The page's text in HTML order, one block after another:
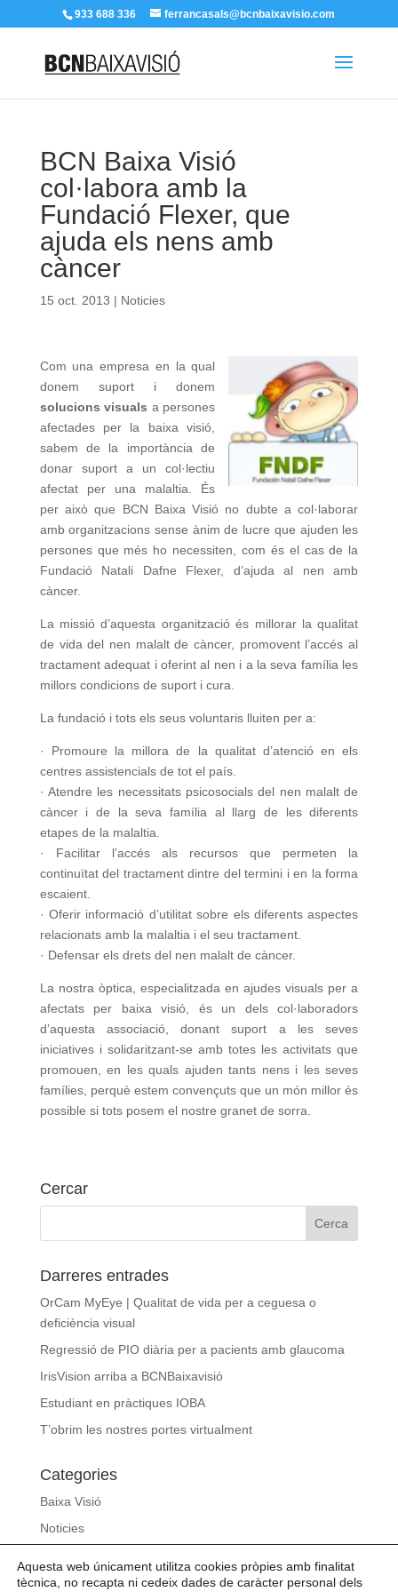
933 688 336 ferrancasals@bcnbaixavisio.com
BCN Baixa Visió
col·labora amb la
Fundació Flexer, que
ajuda els nens amb
càncer
15 oct. 2013 | Noticies
Com una empresa en la qual
donem suport i donem
solucions visuals a persones
afectades per la baixa visió,
sabem de la importància de
donar suport a un col·lectiu
afectat per una malaltia. És
per això que BCN Baixa Visió no dubte a col·laborar
amb organitzacions sense ànim de lucre que ajuden les
persones que més ho necessiten, com és el cas de la
Fundació Natali Dafne Flexer, d’ajuda al nen amb
càncer.
La missió d’aquesta organització és millorar la qualitat
de vida del nen malalt de càncer, promovent l’accés al
tractament adequat i oferint al nen i a la seva família les
millors condicions de suport i cura.
La fundació i tots els seus voluntaris lluiten per a:
· Promoure la millora de la qualitat d’atenció en els
centres assistencials de tot el país.
· Atendre les necessitats psicosocials del nen malalt de
càncer i de la seva família al llarg de les diferents
etapes de la malaltia.
· Facilitar l’accés als recursos que permeten la
continuïtat del tractament dintre del termini i en la forma
escaient.
· Oferir informació d’utilitat sobre els diferents aspectes
relacionats amb la malaltia i el seu tractament.
· Defensar els drets del nen malalt de càncer.
La nostra òptica, especialitzada en ajudes visuals per a
afectats per baixa visió, és un dels col·laboradors
d’aquesta associació, donant suport a les seves
iniciatives i solidaritzant-se amb totes les activitats que
promouen, en les quals ajuden tants nens i les seves
famílies, perquè estem convençuts que un món millor és
possible si tots posem el nostre granet de sorra.
Cercar
Darreres entrades
OrCam MyEye | Qualitat de vida per a ceguesa o
deficiència visual
Regressió de PIO diària per a pacients amb glaucoma
IrisVision arriba a BCNBaixavisió
Estudiant en pràctiques IOBA
T’obrim les nostres portes virtualment
Categories
Baixa Visió
Noticies
Slideshow
Aquesta web únicament utilitza cookies pròpies amb finalitat
tècnica, no recapta ni cedeix dades de caràcter personal dels